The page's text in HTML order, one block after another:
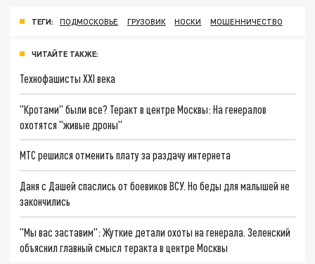
ТЕГИ: ПОДМОСКОВЬЕ ГРУЗОВИК НОСКИ МОШЕННИЧЕСТВО
ЧИТАЙТЕ ТАКЖЕ:
Технофашисты XXI века
"Кротами" были все? Теракт в центре Москвы: На генералов
охотятся "живые дроны"
МТС решился отменить плату за раздачу интернета
Даня с Дашей спаслись от боевиков ВСУ. Но беды для малышей не
закончились
"Мы вас заставим": Жуткие детали охоты на генерала. Зеленский
объяснил главный смысл теракта в центре Москвы